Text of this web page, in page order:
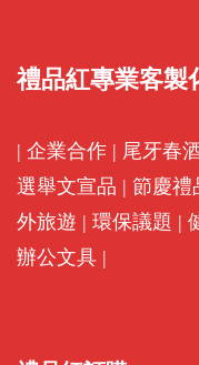
禮品紅專業客製
| 企業合作 | 尾牙春
選舉文宣品 | 節慶禮
外旅遊 | 環保議題 |
辦公文具 |